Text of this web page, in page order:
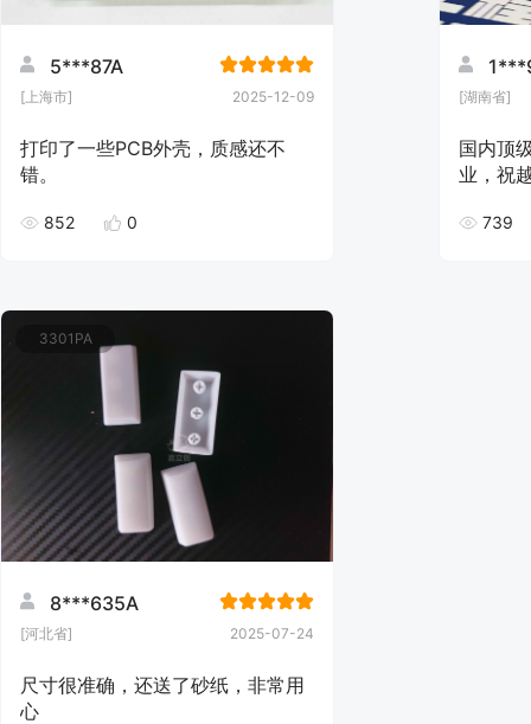
5***87A
[上海市] 2025-12-09
打印了一些PCB外壳，质感还不
错。
852 0
[湖南省]
国内顶
业，祝
739
3301PA
8***635A
[河北省] 2025-07-24
尺寸很准确，还送了砂纸，非常用
心